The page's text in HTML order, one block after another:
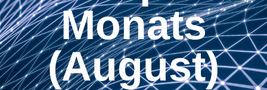
Monats
(August)